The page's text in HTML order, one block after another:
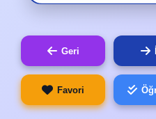
Geri
Favori